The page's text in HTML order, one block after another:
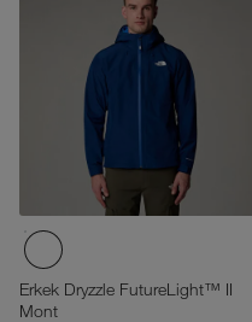
Erkek Dryzzle FutureLight™ II
Mont